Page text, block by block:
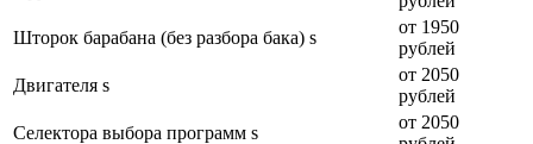
Шторок барабана (без разбора бака) s
от 1950
рублей
Двигателя s
от 2050
рублей
Селектора выбора программ s
от 2050